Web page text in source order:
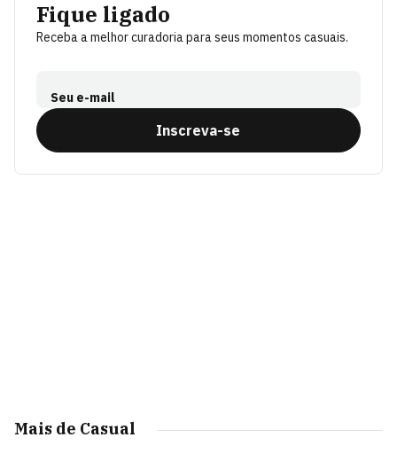
Fique ligado
Receba a melhor curadoria para seus momentos casuais.
Seu e-mail
Inscreva-se
Mais de Casual